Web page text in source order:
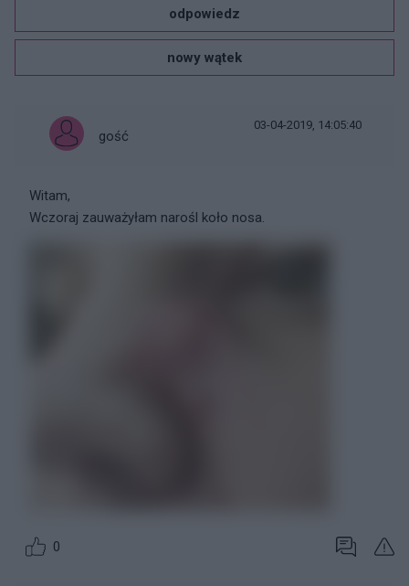
odpowiedz
nowy wątek
gość
03-04-2019, 14:05:40
Witam,
Wczoraj zauważyłam narośl koło nosa.
0